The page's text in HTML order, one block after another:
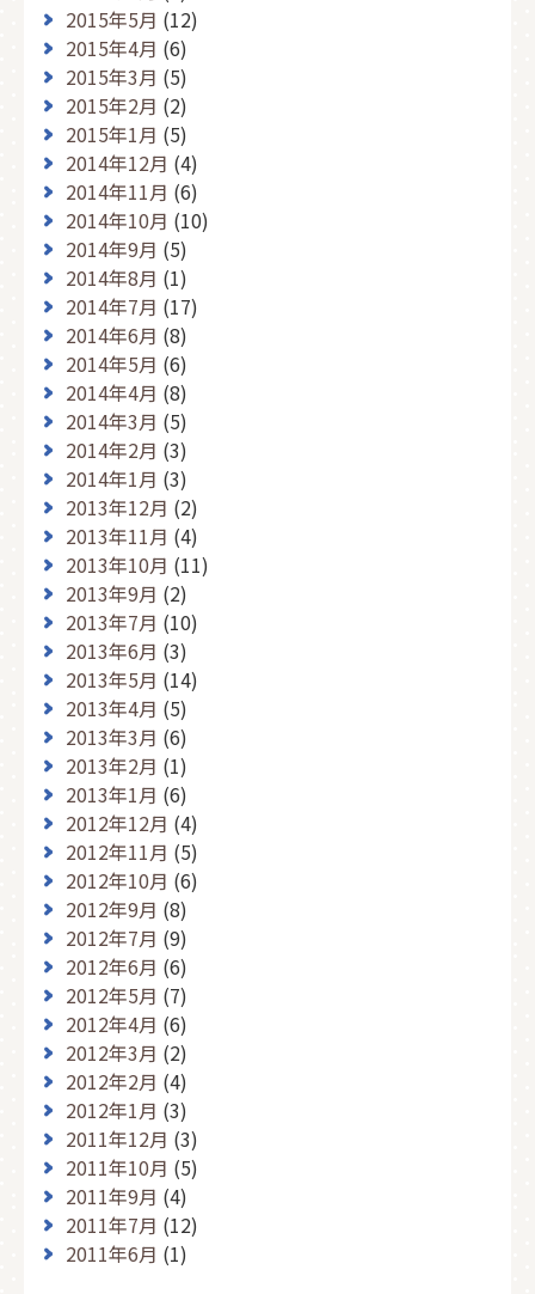
2015年5月 (12)
2015年4月 (6)
2015年3月 (5)
2015年2月 (2)
2015年1月 (5)
2014年12月 (4)
2014年11月 (6)
2014年10月 (10)
2014年9月 (5)
2014年8月 (1)
2014年7月 (17)
2014年6月 (8)
2014年5月 (6)
2014年4月 (8)
2014年3月 (5)
2014年2月 (3)
2014年1月 (3)
2013年12月 (2)
2013年11月 (4)
2013年10月 (11)
2013年9月 (2)
2013年7月 (10)
2013年6月 (3)
2013年5月 (14)
2013年4月 (5)
2013年3月 (6)
2013年2月 (1)
2013年1月 (6)
2012年12月 (4)
2012年11月 (5)
2012年10月 (6)
2012年9月 (8)
2012年7月 (9)
2012年6月 (6)
2012年5月 (7)
2012年4月 (6)
2012年3月 (2)
2012年2月 (4)
2012年1月 (3)
2011年12月 (3)
2011年10月 (5)
2011年9月 (4)
2011年7月 (12)
2011年6月 (1)